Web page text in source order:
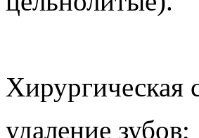
Хирургическая
удаление зубов;